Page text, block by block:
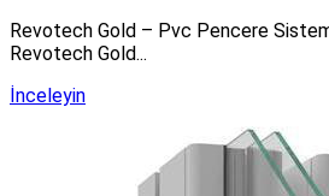
Revotech Gold – Pvc Pencere
Revotech Gold...
İnceleyin